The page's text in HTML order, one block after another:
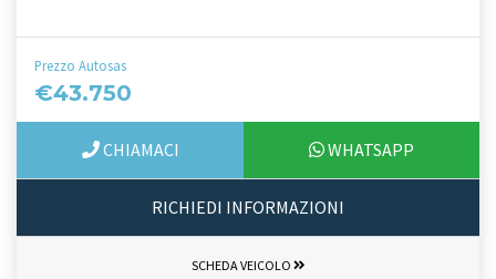
Prezzo Autosas
€43.750
CHIAMACI WHATSAPP
RICHIEDI INFORMAZIONI
SCHEDA VEICOLO